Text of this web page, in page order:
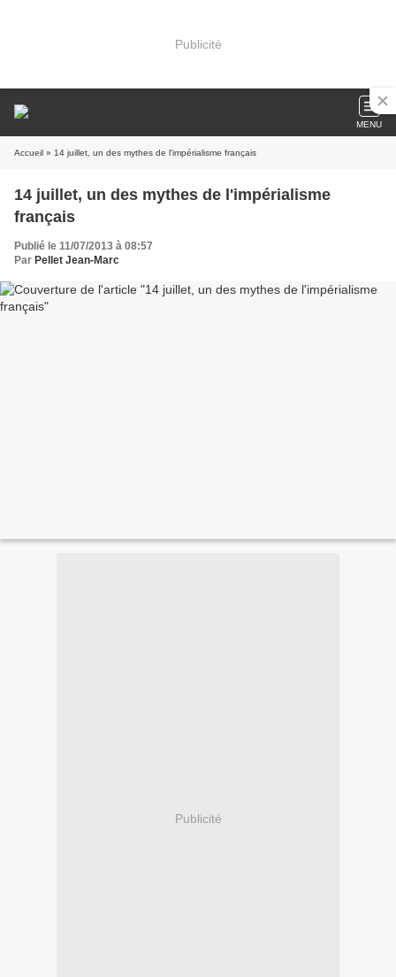
Publicité
MENU
Accueil » 14 juillet, un des mythes de l'impérialisme français
14 juillet, un des mythes de l'impérialisme
français
Publié le 11/07/2013 à 08:57
Par Pellet Jean-Marc
Publicité